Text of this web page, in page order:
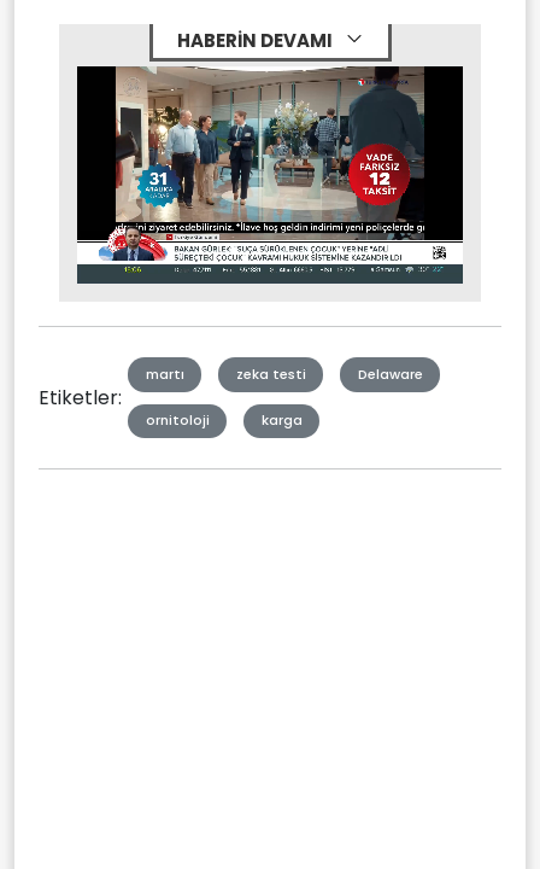
HABERİN DEVAMI
Mute Stream
Etiketler:
martı zeka testi Delaware
ornitoloji karga